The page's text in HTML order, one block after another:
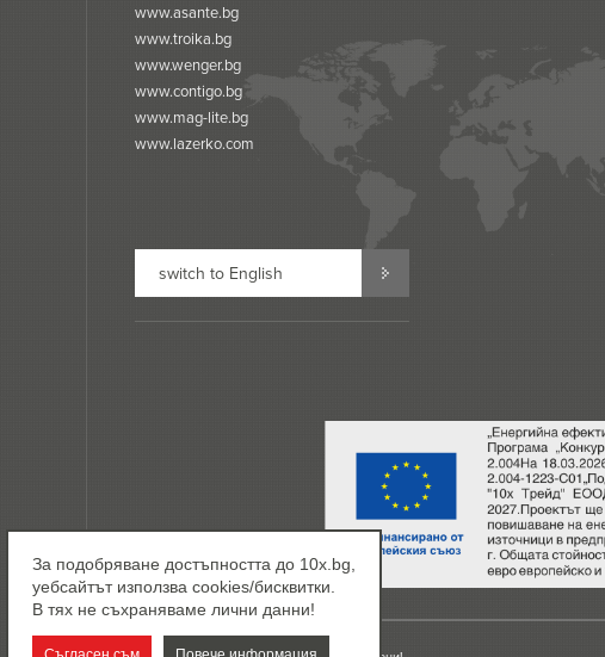
www.asante.bg
www.troika.bg
www.wenger.bg
www.contigo.bg
www.mag-lite.bg
www.lazerko.com
switch to English
За подобряване достъпността до 10x.bg,
уебсайтът използва cookies/бисквитки.
В тях не съхраняваме лични данни!